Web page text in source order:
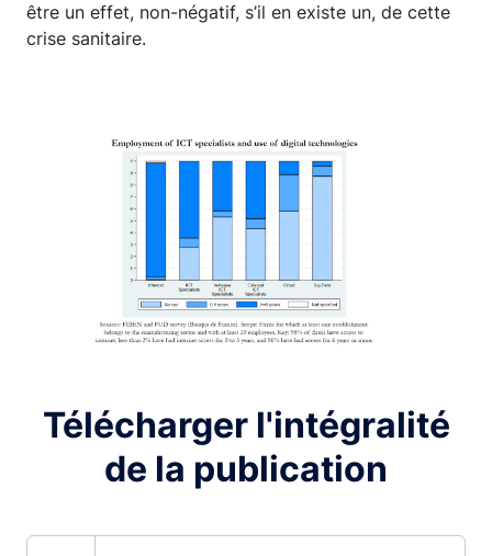
être un effet, non-négatif, s’il en existe un, de cette
crise sanitaire.
Télécharger l'intégralité
de la publication